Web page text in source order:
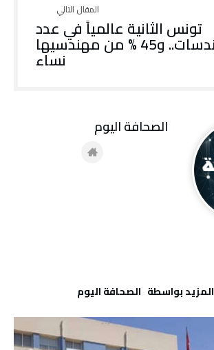
تونس الثانية عالمياً في عدد
المهندسات.. و45 % من مهندسيها
نساء
‫‫المزيد بواسطة‬ ‬ ‭ ‬الصحافة‭ ‬اليوم